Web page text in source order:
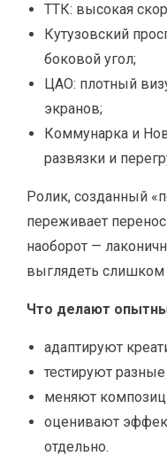
ТТК: высокая
Кутузовский
боковой угол;
ЦАО: плотный
экранов;
Коммунарка и
развязки и
Ролик, созданный
переживает
наоборот —
выглядеть
Что делают
адаптируют
тестируют
меняют
оценивают
отдельно.